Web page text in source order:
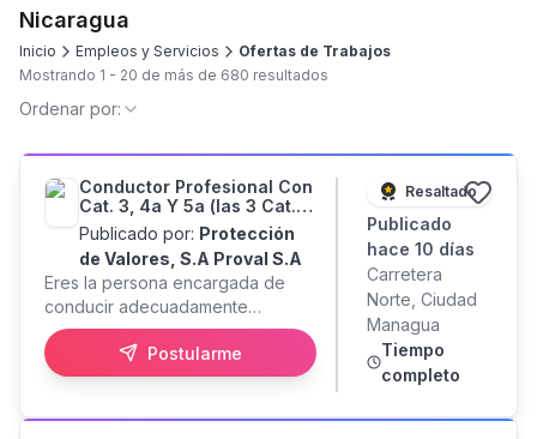
Nicaragua
Inicio Empleos y Servicios
Ofertas de Trabajos
Mostrando 1 - 20 de más de 680 resultados
Ordenar por:
Conductor Profesional Con
Cat. 3, 4a Y 5a (las 3 Cat.
Sin Excepción)
Publicado por: Protección
de Valores, S.A Proval S.A
Eres la persona encargada de
conducir adecuadamente
nuestras unidades móviles
blindadas, cumpliendo con los
procedimientos internos, leyes y
Más de 3 años de experiencia en
Postularme
Resaltado
Publicado
hace 10 días
Carretera
Norte, Ciudad
Managua
Tiempo
completo